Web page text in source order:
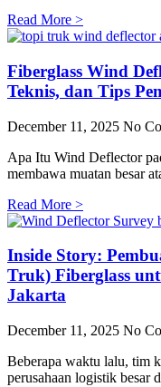
Read More >
Fiberglass Wind
Teknis, dan Tips
December 11, 2025 No
Apa Itu Wind Deflector
membawa muatan besar
Read More >
Inside Story:
Truk) Fiberglass
Jakarta
December 11, 2025 No
Beberapa waktu lalu, tim
perusahaan logistik besar